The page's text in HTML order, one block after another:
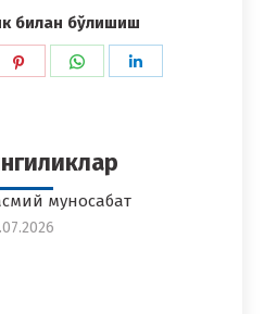
билан бўлишиш
Share
Share
муносабат